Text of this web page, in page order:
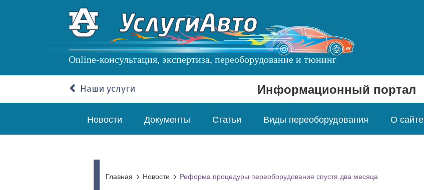
Online-консультация, экспертиза, переоборудование и тюнинг
Наши услуги Информационный портал
навигация
Новости Документы Статьи Виды переоборудования О сайте
Главная Новости Реформа процедуры переоборудования спустя два месяца